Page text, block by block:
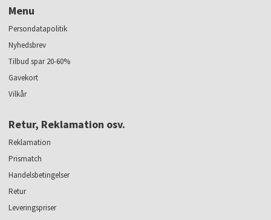
Menu
Persondatapolitik
Nyhedsbrev
Tilbud spar 20-60%
Gavekort
Vilkår
Retur, Reklamation osv.
Reklamation
Prismatch
Handelsbetingelser
Retur
Leveringspriser